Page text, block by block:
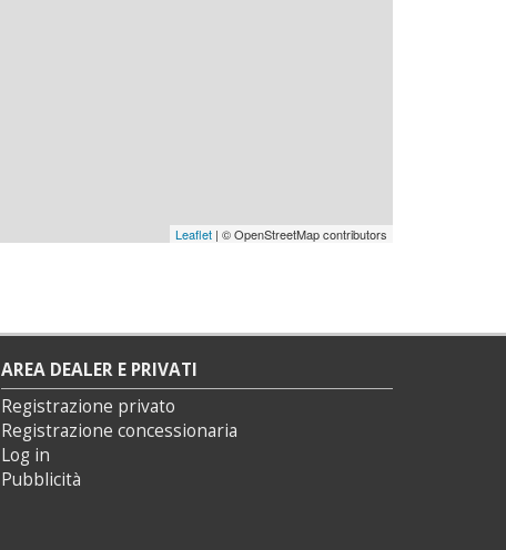
Leaflet| © OpenStreetMap contributors
AREA DEALER E PRIVATI
Registrazione privato
Registrazione concessionaria
Log in
Pubblicità